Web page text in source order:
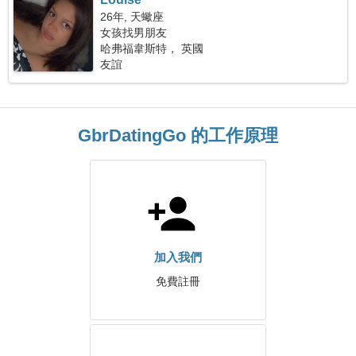
26年, 天蠍座
女孩找男朋友
哈弗福韋斯特， 英國
友誼
GbrDatingGo 的工作原理
加入我們
免費註冊